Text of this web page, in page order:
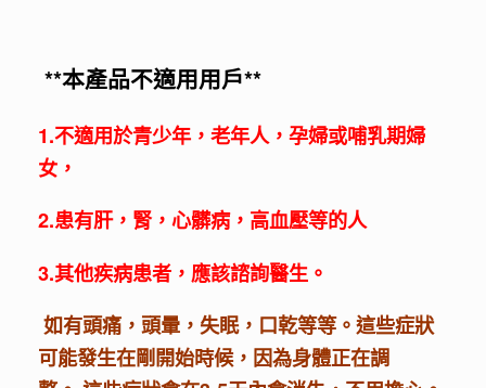
**本產品不適用用戶**
1.不適用於青少年，老年人，孕婦或哺乳期婦
女，
2.患有肝，腎，心髒病，高血壓等的人
3.其他疾病患者，應該諮詢醫生。
如有頭痛，頭暈，失眠，口乾等等。這些症狀
可能發生在剛開始時候，因為身體正在調